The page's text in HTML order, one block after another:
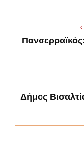
Δήμος